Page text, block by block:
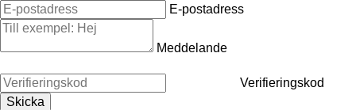
E-postadress
Meddelande
Verifieringskod